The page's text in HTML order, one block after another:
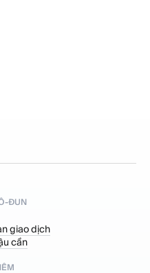
ĐUN
giao dịch
cần